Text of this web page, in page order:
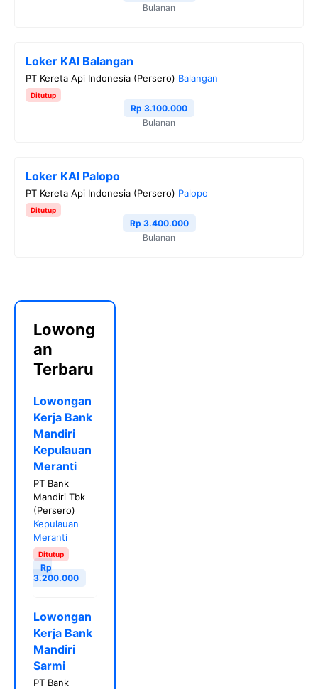
Bulanan
Loker KAI Balangan
PT Kereta Api Indonesia (Persero) Balangan
Ditutup
Rp 3.100.000
Bulanan
Loker KAI Palopo
PT Kereta Api Indonesia (Persero) Palopo
Ditutup
Rp 3.400.000
Bulanan
Lowong
an
Terbaru
Lowongan
Kerja Bank
Mandiri
Kepulauan
Meranti
PT Bank
Mandiri Tbk
(Persero)
Kepulauan
Meranti
Ditutup
Rp
3.200.000
Lowongan
Kerja Bank
Mandiri
Sarmi
PT Bank